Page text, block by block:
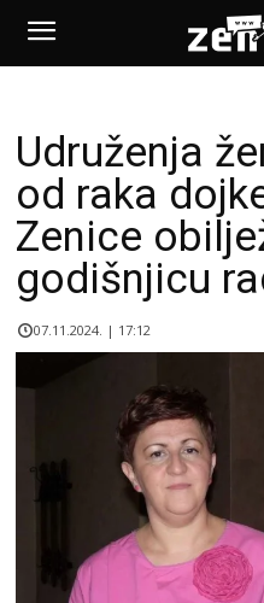
Udruženja
od raka
Zenice
godišnjicu
07.11.2024. | 17:12